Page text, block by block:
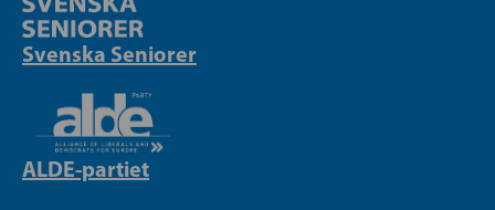
Svenska Seniorer
ALDE-partiet